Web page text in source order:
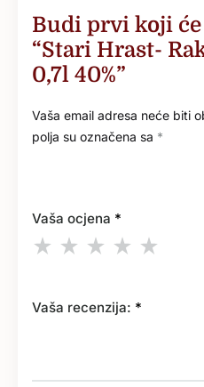
Budi prvi koji
“Stari Hrast-
0,7l 40%”
Vaša email adresa neće biti
polja su označena sa *
Vaša ocjena *
Vaša recenzija: *